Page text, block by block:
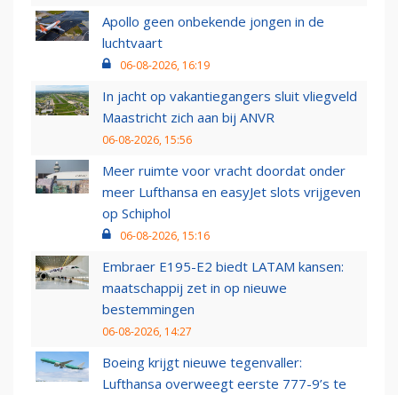
Apollo geen onbekende jongen in de
luchtvaart
06-08-2026, 16:19
In jacht op vakantiegangers sluit vliegveld
Maastricht zich aan bij ANVR
06-08-2026, 15:56
Meer ruimte voor vracht doordat onder
meer Lufthansa en easyJet slots vrijgeven
op Schiphol
06-08-2026, 15:16
Embraer E195-E2 biedt LATAM kansen:
maatschappij zet in op nieuwe
bestemmingen
06-08-2026, 14:27
Boeing krijgt nieuwe tegenvaller:
Lufthansa overweegt eerste 777-9’s te